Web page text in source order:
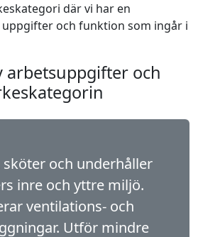
där vi har en
och funktion som ingår i
arbetsuppgifter och
sköter och underhåller
inre och yttre miljö.
ventilations- och
Utför mindre